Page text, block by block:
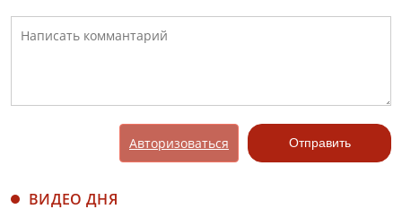
Авторизоваться Отправить
ВИДЕО ДНЯ